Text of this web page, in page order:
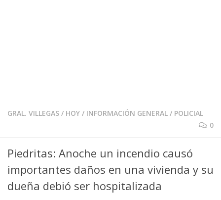
GRAL. VILLEGAS / HOY / INFORMACIÓN GENERAL / POLICIAL
0
Piedritas: Anoche un incendio causó
importantes daños en una vivienda y su
dueña debió ser hospitalizada